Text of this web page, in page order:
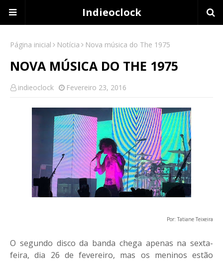
Indieoclock
Página inicial Notícia Nova música do The 1975
NOVA MÚSICA DO THE 1975
indieoclock Fevereiro 23, 2016
Por: Tatiane Teixeira
O segundo disco da banda chega apenas na sexta-
feira, dia 26 de fevereiro, mas os meninos estão